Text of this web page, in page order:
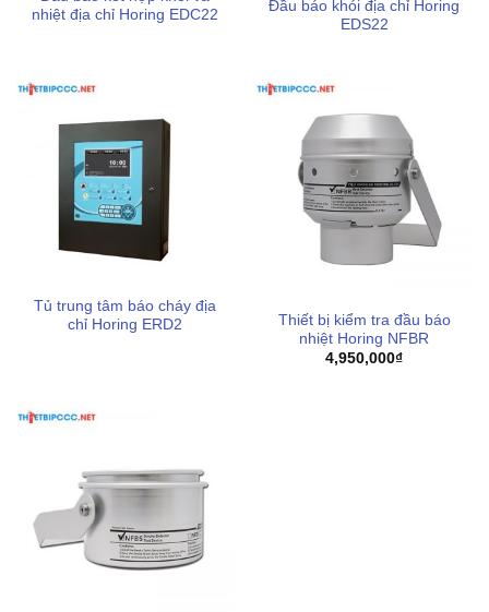
nhiệt địa chỉ Horing EDC22
Đầu báo khói địa chỉ Horing
EDS22
Tủ trung tâm báo cháy địa
chỉ Horing ERD2
Thiết bị kiểm tra đầu báo
nhiệt Horing NFBR
4,950,000₫